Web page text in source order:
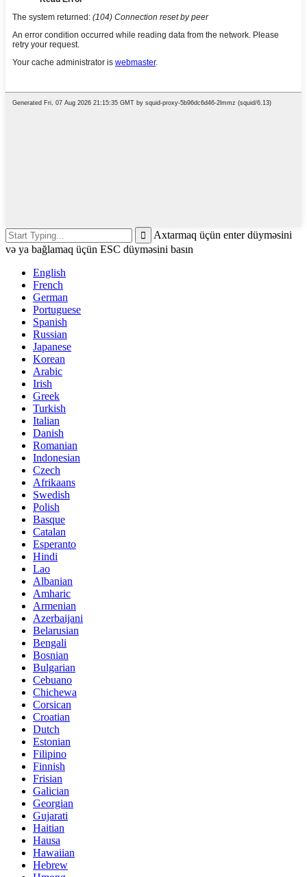
Axtarmaq üçün enter düyməsini
və ya bağlamaq üçün ESC düyməsini basın
English
French
German
Portuguese
Spanish
Russian
Japanese
Korean
Arabic
Irish
Greek
Turkish
Italian
Danish
Romanian
Indonesian
Czech
Afrikaans
Swedish
Polish
Basque
Catalan
Esperanto
Hindi
Lao
Albanian
Amharic
Armenian
Azerbaijani
Belarusian
Bengali
Bosnian
Bulgarian
Cebuano
Chichewa
Corsican
Croatian
Dutch
Estonian
Filipino
Finnish
Frisian
Galician
Georgian
Gujarati
Haitian
Hausa
Hawaiian
Hebrew